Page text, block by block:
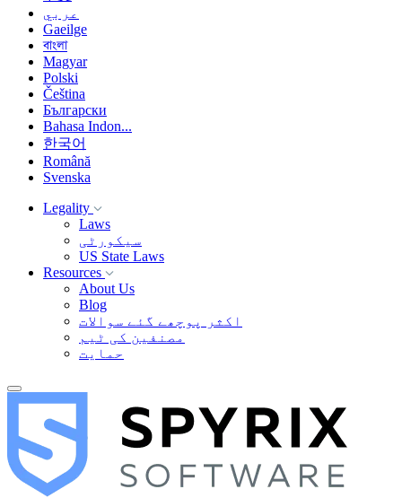
عربي
Gaeilge
বাংলা
Magyar
Polski
Čeština
Български
Bahasa Indon...
한국어
Română
Svenska
Legality
Laws
سیکورٹی
US State Laws
Resources
About Us
Blog
اکثر پوچھے گئے سوالات
مصنفین کی ٹیم
حمایت